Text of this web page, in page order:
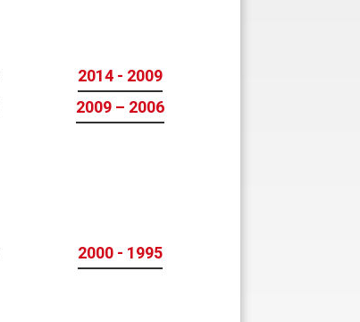
2009 - 2014
2006 – 2009
1995 - 2000